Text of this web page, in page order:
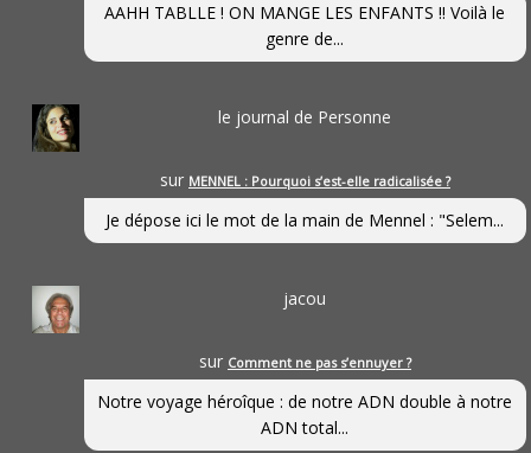
AAHH TABLLE ! ON MANGE LES ENFANTS !! Voilà le
genre de...
le journal de Personne
sur MENNEL : Pourquoi s’est-elle radicalisée ?
Je dépose ici le mot de la main de Mennel : "Selem...
jacou
sur Comment ne pas s’ennuyer ?
Notre voyage héroîque : de notre ADN double à notre
ADN total...